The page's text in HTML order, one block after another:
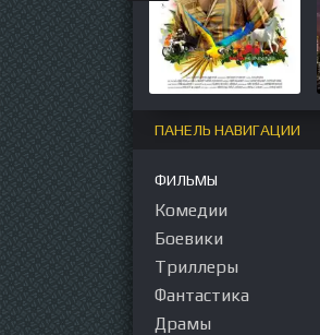
ПАНЕЛЬ НАВИГАЦИИ
ФИЛЬМЫ
Комедии
Боевики
Триллеры
Фантастика
Драмы